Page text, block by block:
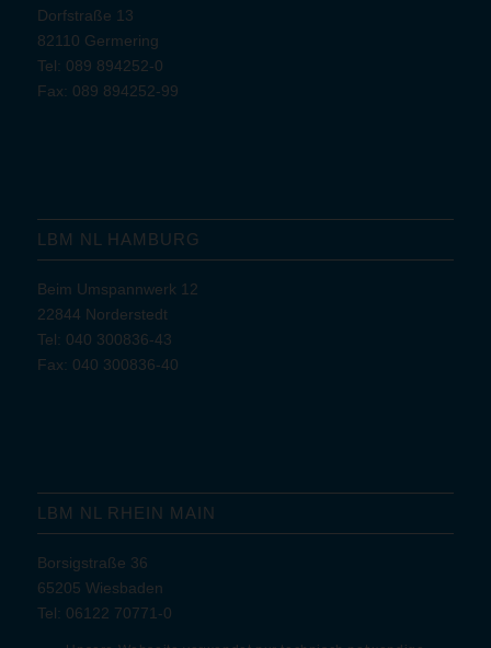
Dorfstraße 13
82110 Germering
Tel: 089 894252-0
Fax: 089 894252-99
LBM NL HAMBURG
Beim Umspannwerk 12
22844 Norderstedt
Tel: 040 300836-43
Fax: 040 300836-40
LBM NL RHEIN MAIN
Borsigstraße 36
65205 Wiesbaden
Tel: 06122 70771-0